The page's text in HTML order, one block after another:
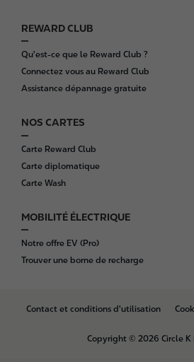
REWARD CLUB
Qu'est-ce que le Reward Club ?
Connectez vous au Reward Club
Assistance dépannage gratuite
NOS CARTES
Carte Reward Club
Carte diplomatique
Carte Wash
MOBILITÉ ÉLECTRIQUE
Notre offre EV (Pro)
Trouver une borne de recharge
B
Contact et conditions d'utilisation
Copyright © 2026 Circle